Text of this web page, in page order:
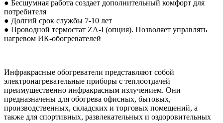
● Бесшумная работа создает дополнительный комфорт для
потребителя
● Долгий срок службы 7-10 лет
● Проводной термостат ZA-I (опция). Позволяет управлять
нагревом ИК-обогревателей
Инфракрасные обогреватели представляют собой
электронагревательные приборы с теплоотдачей
преимущественно инфракрасным излучением. Они
предназначены для обогрева офисных, бытовых,
производственных, складских и торговых помещений, а
также для спортивных, развлекательных и оздоровительных